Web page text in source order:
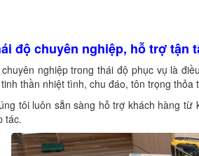
độ chuyên nghiệp, hỗ trợ tận
nghiệp trong thái độ phục vụ là
thần nhiệt tình, chu đáo, tôn trọng thỏa
tôi luôn sẵn sàng hỗ trợ khách hàng
tác.